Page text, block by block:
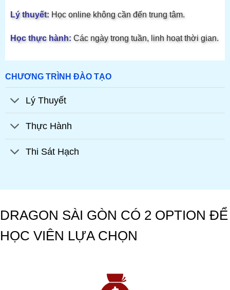
Lý thuyết: Học online không cần đến trung tâm.
Học thực hành: Các ngày trong tuần, linh hoạt thời gian.
CHƯƠNG TRÌNH ĐÀO TẠO
Lý Thuyết
Thực Hành
Thi Sát Hạch
DRAGON SÀI GÒN CÓ 2 OPTION ĐỂ
HỌC VIÊN LỰA CHỌN